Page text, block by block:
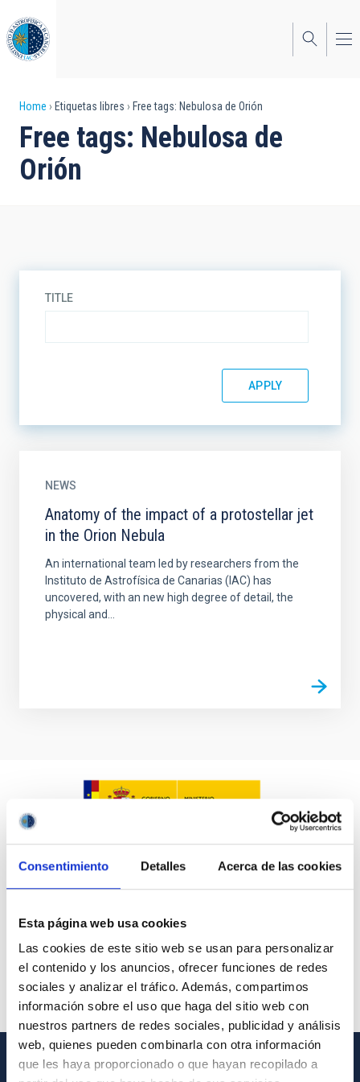
Consentimiento Detalles Acerca de las cookies
Esta página web usa cookies
Las cookies de este sitio web se usan para personalizar
el contenido y los anuncios, ofrecer funciones de redes
sociales y analizar el tráfico. Además, compartimos
información sobre el uso que haga del sitio web con
nuestros partners de redes sociales, publicidad y análisis
web, quienes pueden combinarla con otra información
que les haya proporcionado o que hayan recopilado a
to
main
content
Breadcrumb
Home Etiquetas libres Free tags: Nebulosa de Orión
Free tags: Nebulosa de
Orión
TITLE
NEWS
Anatomy of the impact of a protostellar jet
in the Orion Nebula
An international team led by researchers from the
Instituto de Astrofísica de Canarias (IAC) has
uncovered, with an new high degree of detail, the
physical and...